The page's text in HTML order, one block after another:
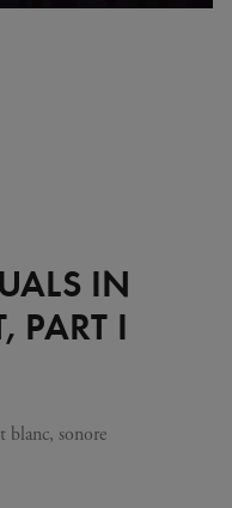
IN
PART I
sonore